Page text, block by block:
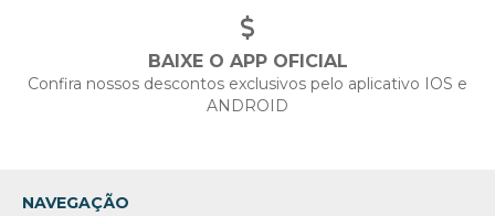
BAIXE O APP OFICIAL
Confira nossos descontos exclusivos pelo aplicativo IOS e
ANDROID
NAVEGAÇÃO